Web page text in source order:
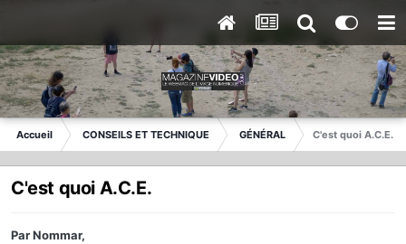
Accueil CONSEILS ET TECHNIQUE GÉNÉRAL C'est quoi A.C.E.
C'est quoi A.C.E.
ParNommar,